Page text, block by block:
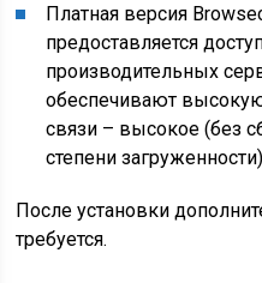
Платная версия
предоставляется
производительных
обеспечивают
связи – высокое (без
степени
После установки
требуется.